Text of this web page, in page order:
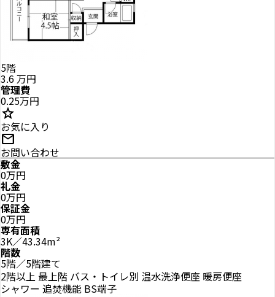
5階
3.6万円
管理費
0.25万円
star
お気に入り
mail
お問い合わせ
敷金
0万円
礼金
0万円
保証金
0万円
専有面積
3K／43.34m²
階数
5階／5階建て
2階以上 最上階 バス・トイレ別 温水洗浄便座 暖房便座
シャワー 追焚機能 BS端子